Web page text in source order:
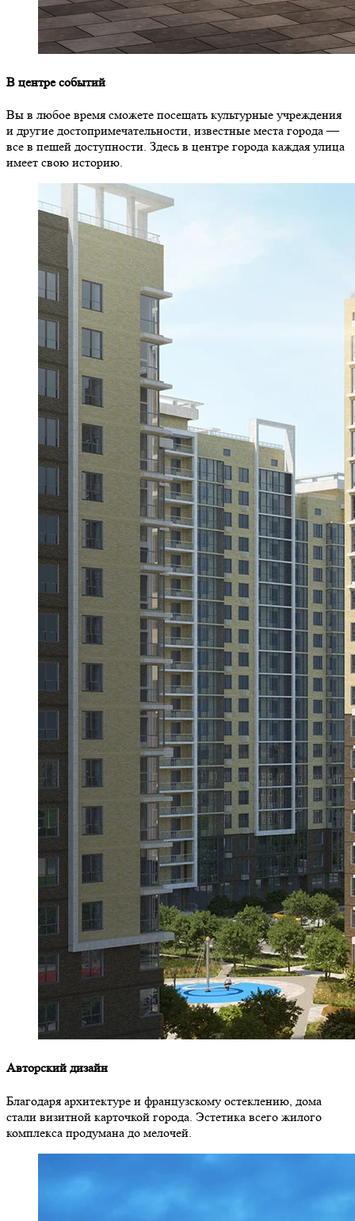
В центре событий
Вы в любое время сможете посещать культурные учреждения
и другие достопримечательности, известные места города —
все в пешей доступности. Здесь в центре города каждая улица
имеет свою историю.
Авторский дизайн
Благодаря архитектуре и французскому остеклению, дома
стали визитной карточкой города. Эстетика всего жилого
комплекса продумана до мелочей.